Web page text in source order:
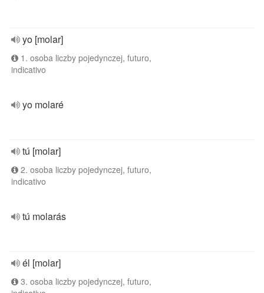
yo [molar]
1. osoba liczby pojedynczej, futuro,
indicativo
yo molaré
tú [molar]
2. osoba liczby pojedynczej, futuro,
indicativo
tú molarás
él [molar]
3. osoba liczby pojedynczej, futuro,